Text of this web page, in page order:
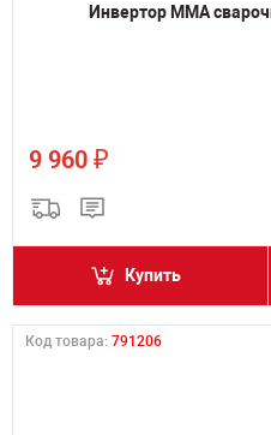
Инвертор MMA
9 960 ₽
Купить
Код товара: 791206